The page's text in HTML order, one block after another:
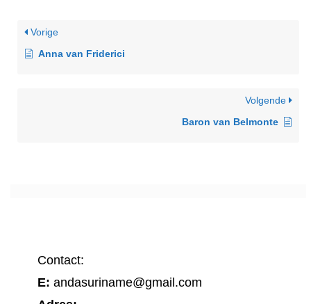
Vorige
Anna van Friderici
Volgende
Baron van Belmonte
Contact:
E: andasuriname@gmail.com